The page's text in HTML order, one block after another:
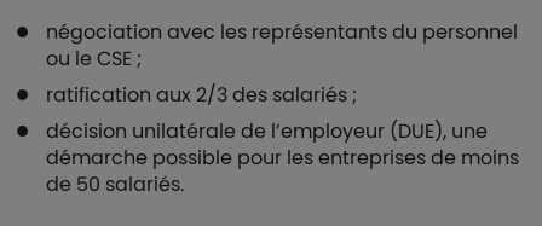
négociation avec les représentants du personnel
ou le CSE ;
ratification aux 2/3 des salariés ;
décision unilatérale de l’employeur (DUE), une
démarche possible pour les entreprises de moins
de 50 salariés.